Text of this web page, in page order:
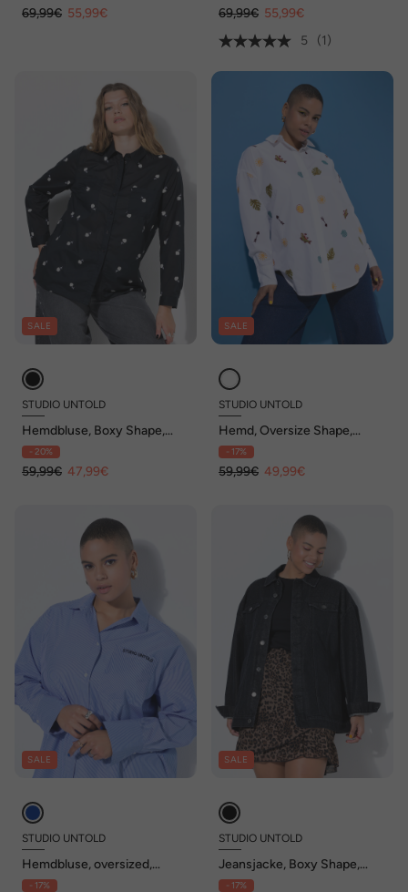
69,99€ 55,99€ 69,99€ 55,99€
5
(1)
SALE
STUDIO UNTOLD
Hemdbluse, Boxy Shape,
Blüten-Stickerei
- 20%
59,99€ 47,99€
SALE
STUDIO UNTOLD
Hemd, Oversize Shape,
allover Stickerei, Langarm
- 17%
59,99€ 49,99€
SALE
STUDIO UNTOLD
Hemdbluse, oversized,
Streifen, bestickte Tasche
- 17%
SALE
STUDIO UNTOLD
Jeansjacke, Boxy Shape,
Rücken-Stick, Langarm
- 17%